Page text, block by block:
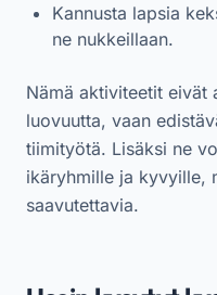
Kannusta lapsia
ne nukkeillaan.
Nämä aktiviteetit eivät
luovuutta, vaan
tiimityötä. Lisäksi ne
ikäryhmille ja kyvyille,
saavutettavia.